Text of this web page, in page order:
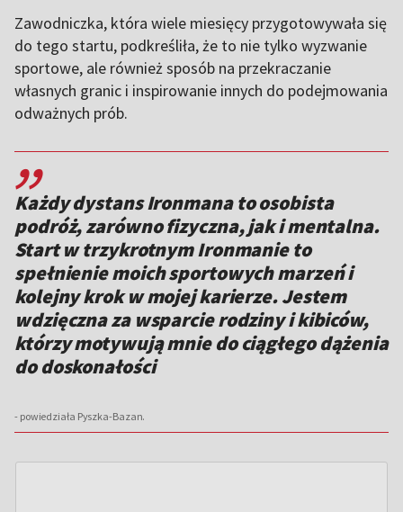
Zawodniczka, która wiele miesięcy przygotowywała się
do tego startu, podkreśliła, że to nie tylko wyzwanie
sportowe, ale również sposób na przekraczanie
własnych granic i inspirowanie innych do podejmowania
odważnych prób.
,,
Każdy dystans Ironmana to osobista
podróż, zarówno fizyczna, jak i mentalna.
Start w trzykrotnym Ironmanie to
spełnienie moich sportowych marzeń i
kolejny krok w mojej karierze. Jestem
wdzięczna za wsparcie rodziny i kibiców,
którzy motywują mnie do ciągłego dążenia
do doskonałości
- powiedziała Pyszka-Bazan.